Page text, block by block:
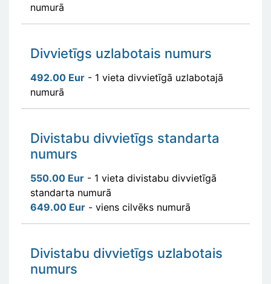
numurā
Divvietīgs uzlabotais numurs
492.00 Eur - 1 vieta divvietīgā uzlabotajā
numurā
Divistabu divvietīgs standarta
numurs
550.00 Eur - 1 vieta divistabu divvietīgā
standarta numurā
649.00 Eur - viens cilvēks numurā
Divistabu divvietīgs uzlabotais
numurs